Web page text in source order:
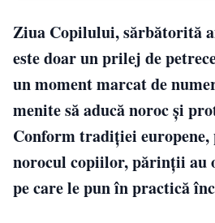
Ziua Copilului, sărbătorită
este doar un prilej de
un moment marcat de
menite să aducă noroc și
Conform tradiției
norocul copiilor, părinții au
pe care le pun în practică